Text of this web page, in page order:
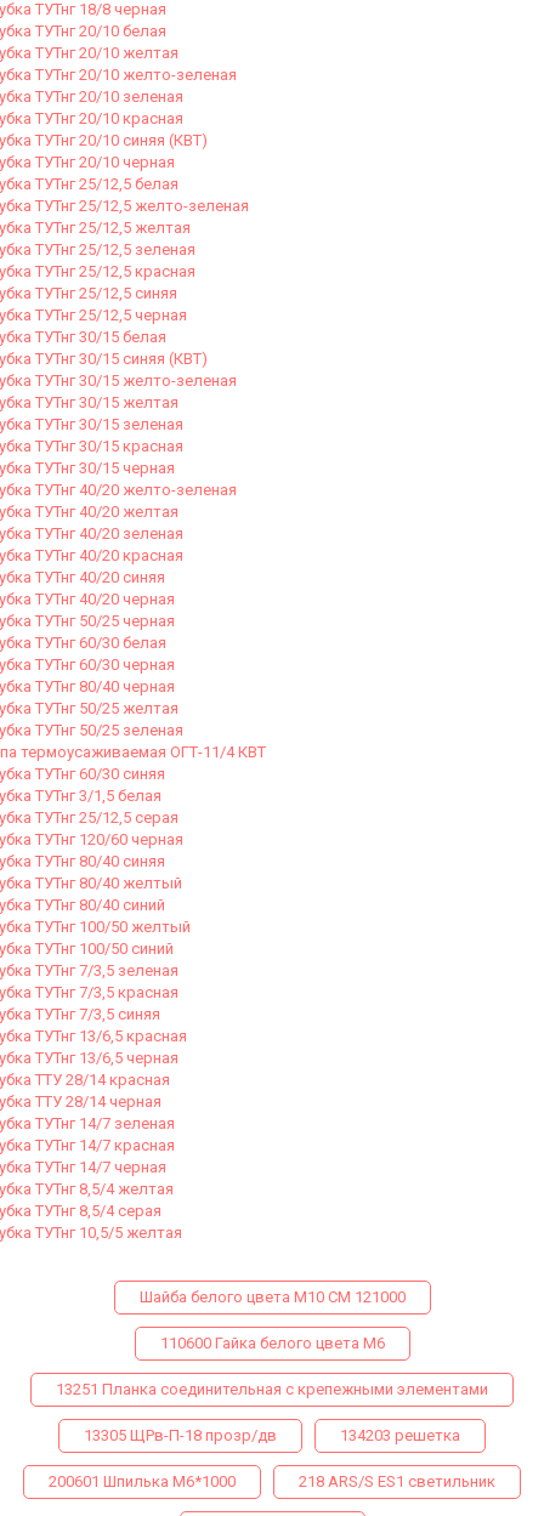
ТУТнг 18/8 черная
ТУТнг 20/10 белая
ТУТнг 20/10 желтая
ТУТнг 20/10 желто-зеленая
ТУТнг 20/10 зеленая
ТУТнг 20/10 красная
ТУТнг 20/10 синяя (КВТ)
ТУТнг 20/10 черная
ТУТнг 25/12,5 белая
ТУТнг 25/12,5 желто-зеленая
ТУТнг 25/12,5 желтая
ТУТнг 25/12,5 зеленая
ТУТнг 25/12,5 красная
ТУТнг 25/12,5 синяя
ТУТнг 25/12,5 черная
ТУТнг 30/15 белая
ТУТнг 30/15 синяя (КВТ)
ТУТнг 30/15 желто-зеленая
ТУТнг 30/15 желтая
ТУТнг 30/15 зеленая
ТУТнг 30/15 красная
ТУТнг 30/15 черная
ТУТнг 40/20 желто-зеленая
ТУТнг 40/20 желтая
ТУТнг 40/20 зеленая
ТУТнг 40/20 красная
ТУТнг 40/20 синяя
ТУТнг 40/20 черная
ТУТнг 50/25 черная
ТУТнг 60/30 белая
ТУТнг 60/30 черная
ТУТнг 80/40 черная
ТУТнг 50/25 желтая
ТУТнг 50/25 зеленая
термоусаживаемая ОГТ-11/4 КВТ
ТУТнг 60/30 синяя
ТУТнг 3/1,5 белая
ТУТнг 25/12,5 серая
ТУТнг 120/60 черная
ТУТнг 80/40 синяя
ТУТнг 80/40 желтый
ТУТнг 80/40 синий
ТУТнг 100/50 желтый
ТУТнг 100/50 синий
ТУТнг 7/3,5 зеленая
ТУТнг 7/3,5 красная
ТУТнг 7/3,5 синяя
ТУТнг 13/6,5 красная
ТУТнг 13/6,5 черная
ТТУ 28/14 красная
ТТУ 28/14 черная
ТУТнг 14/7 зеленая
ТУТнг 14/7 красная
ТУТнг 14/7 черная
ТУТнг 8,5/4 желтая
ТУТнг 8,5/4 серая
ТУТнг 10,5/5 желтая
Шайба белого цвета М10 СМ 121000
110600 Гайка белого цвета М6
13251 Планка соединительная с крепежными элементами
13305 ЩРв-П-18 прозр/дв 134203 решетка
200601 Шпилька М6*1000 218 ARS/S ES1 светильник